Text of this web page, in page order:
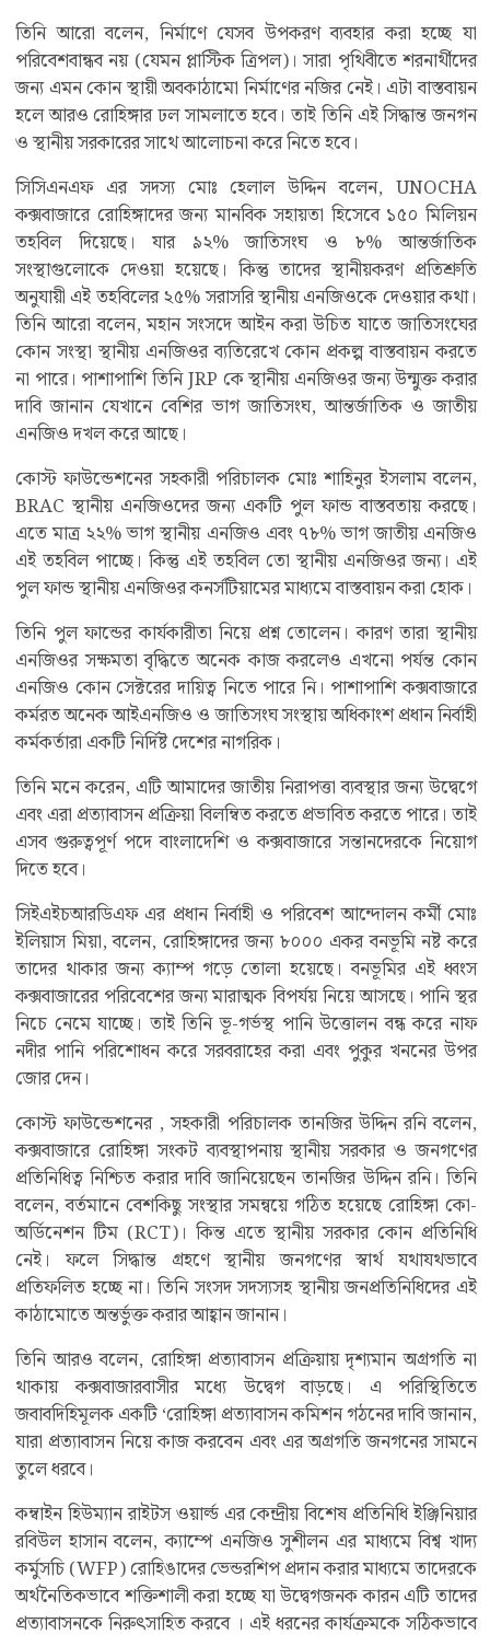
তিনি আরো বলেন, নির্মাণে যেসব উপকরণ ব্যবহার করা হচ্ছে যা
পরিবেশবান্ধব নয় (যেমন প্লাস্টিক ত্রিপল)। সারা পৃথিবীতে শরনার্থীদের
জন্য এমন কোন স্থায়ী অবকাঠামো নির্মাণের নজির নেই। এটা বাস্তবায়ন
হলে আরও রোহিঙ্গার ঢল সামলাতে হবে। তাই তিনি এই সিদ্ধান্ত জনগন
ও স্থানীয় সরকারের সাথে আলোচনা করে নিতে হবে।
সিসিএনএফ এর সদস্য মোঃ হেলাল উদ্দিন বলেন, UNOCHA
কক্সবাজারে রোহিঙ্গাদের জন্য মানবিক সহায়তা হিসেবে ১৫০ মিলিয়ন
তহবিল দিয়েছে। যার ৯২% জাতিসংঘ ও ৮% আন্তর্জাতিক
সংস্থাগুলোকে দেওয়া হয়েছে। কিন্তু তাদের স্থানীয়করণ প্রতিশ্রুতি
অনুযায়ী এই তহবিলের ২৫% সরাসরি স্থানীয় এনজিওকে দেওয়ার কথা।
তিনি আরো বলেন, মহান সংসদে আইন করা উচিত যাতে জাতিসংঘের
কোন সংস্থা স্থানীয় এনজিওর ব্যতিরেখে কোন প্রকল্প বাস্তবায়ন করতে
না পারে। পাশাপাশি তিনি JRP কে স্থানীয় এনজিওর জন্য উন্মুক্ত করার
দাবি জানান যেখানে বেশির ভাগ জাতিসংঘ, আন্তর্জাতিক ও জাতীয়
এনজিও দখল করে আছে।
কোস্ট ফাউন্ডেশনের সহকারী পরিচালক মোঃ শাহিনুর ইসলাম বলেন,
BRAC স্থানীয় এনজিওদের জন্য একটি পুল ফান্ড বাস্তবতায় করছে।
এতে মাত্র ২২% ভাগ স্থানীয় এনজিও এবং ৭৮% ভাগ জাতীয় এনজিও
এই তহবিল পাচ্ছে। কিন্তু এই তহবিল তো স্থানীয় এনজিওর জন্য। এই
পুল ফান্ড স্থানীয় এনজিওর কনর্সটিয়ামের মাধ্যমে বাস্তবায়ন করা হোক।
তিনি পুল ফান্ডের কার্যকারীতা নিয়ে প্রশ্ন তোলেন। কারণ তারা স্থানীয়
এনজিওর সক্ষমতা বৃদ্ধিতে অনেক কাজ করলেও এখনো পর্যন্ত কোন
এনজিও কোন সেক্টরের দায়িত্ব নিতে পারে নি। পাশাপাশি কক্সবাজারে
কর্মরত অনেক আইএনজিও ও জাতিসংঘ সংস্থায় অধিকাংশ প্রধান নির্বাহী
কর্মকর্তারা একটি নির্দিষ্ট দেশের নাগরিক।
তিনি মনে করেন, এটি আমাদের জাতীয় নিরাপত্তা ব্যবস্থার জন্য উদ্বেগে
এবং এরা প্রত্যাবাসন প্রক্রিয়া বিলম্বিত করতে প্রভাবিত করতে পারে। তাই
এসব গুরুত্বপূর্ণ পদে বাংলাদেশি ও কক্সবাজারে সন্তানদেরকে নিয়োগ
দিতে হবে।
সিইএইচআরডিএফ এর প্রধান নির্বাহী ও পরিবেশ আন্দোলন কর্মী মোঃ
ইলিয়াস মিয়া, বলেন, রোহিঙ্গাদের জন্য ৮০০০ একর বনভূমি নষ্ট করে
তাদের থাকার জন্য ক্যাম্প গড়ে তোলা হয়েছে। বনভূমির এই ধ্বংস
কক্সবাজারের পরিবেশের জন্য মারাত্মক বিপর্যয় নিয়ে আসছে। পানি স্থর
নিচে নেমে যাচ্ছে। তাই তিনি ভূ-গর্ভস্থ পানি উত্তোলন বন্ধ করে নাফ
নদীর পানি পরিশোধন করে সরবরাহের করা এবং পুকুর খননের উপর
জোর দেন।
কোস্ট ফাউন্ডেশনের , সহকারী পরিচালক তানজির উদ্দিন রনি বলেন,
কক্সবাজারে রোহিঙ্গা সংকট ব্যবস্থাপনায় স্থানীয় সরকার ও জনগণের
প্রতিনিধিত্ব নিশ্চিত করার দাবি জানিয়েছেন তানজির উদ্দিন রনি। তিনি
বলেন, বর্তমানে বেশকিছু সংস্থার সমন্বয়ে গঠিত হয়েছে রোহিঙ্গা কো-
অর্ডিনেশন টিম (RCT)। কিন্ত এতে স্থানীয় সরকার কোন প্রতিনিধি
নেই। ফলে সিদ্ধান্ত গ্রহণে স্থানীয় জনগণের স্বার্থ যথাযথভাবে
প্রতিফলিত হচ্ছে না। তিনি সংসদ সদস্যসহ স্থানীয় জনপ্রতিনিধিদের এই
কাঠামোতে অন্তর্ভুক্ত করার আহ্বান জানান।
তিনি আরও বলেন, রোহিঙ্গা প্রত্যাবাসন প্রক্রিয়ায় দৃশ্যমান অগ্রগতি না
থাকায় কক্সবাজারবাসীর মধ্যে উদ্বেগ বাড়ছে। এ পরিস্থিতিতে
জবাবদিহিমূলক একটি ‘রোহিঙ্গা প্রত্যাবাসন কমিশন গঠনের দাবি জানান,
যারা প্রত্যাবাসন নিয়ে কাজ করবেন এবং এর অগ্রগতি জনগনের সামনে
তুলে ধরবে।
কম্বাইন হিউম্যান রাইটস ওয়ার্ল্ড এর কেন্দ্রীয় বিশেষ প্রতিনিধি ইঞ্জিনিয়ার
রবিউল হাসান বলেন, ক্যাম্পে এনজিও সুশীলন এর মাধ্যমে বিশ্ব খাদ্য
কর্মুসচি (WFP) রোহিঙাদের ভেন্ডরশিপ প্রদান করার মাধ্যমে তাদেরকে
অর্থনৈতিকভাবে শক্তিশালী করা হচ্ছে যা উদ্বেগজনক কারন এটি তাদের
প্রত্যাবাসনকে নিরুৎসাহিত করবে । এই ধরনের কার্যক্রমকে সঠিকভাবে